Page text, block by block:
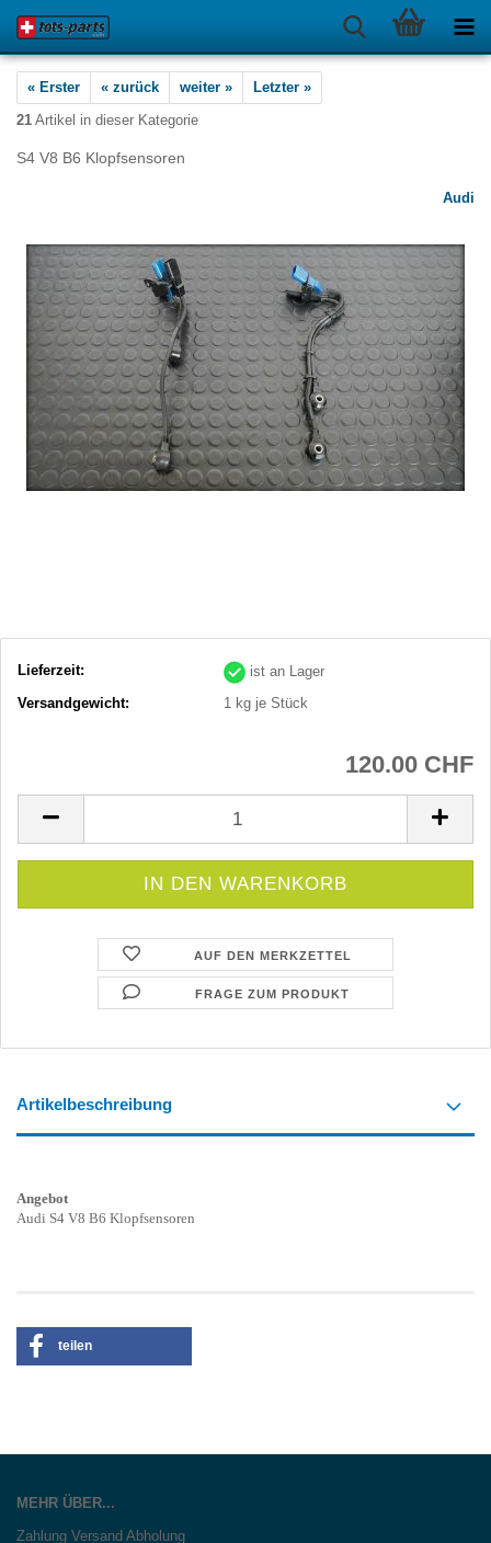
« Erster « zurück weiter »
Letzter »
21 Artikel in dieser Kategorie
S4 V8 B6 Klopfsensoren
Audi
Lieferzeit:
ist an Lager
Versandgewicht:
1 kg je Stück
120.00 CHF
AUF DEN MERKZETTEL
FRAGE ZUM PRODUKT
Artikelbeschreibung
Angebot
Audi S4 V8 B6 Klopfsensoren
teilen
MEHR ÜBER...
Zahlung Versand Abholung